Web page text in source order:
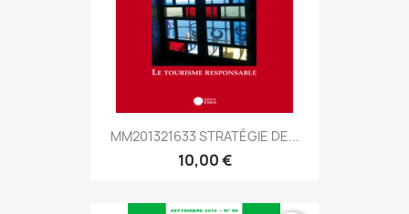
MM201321633 STRATÉGIE DE...
10,00 €